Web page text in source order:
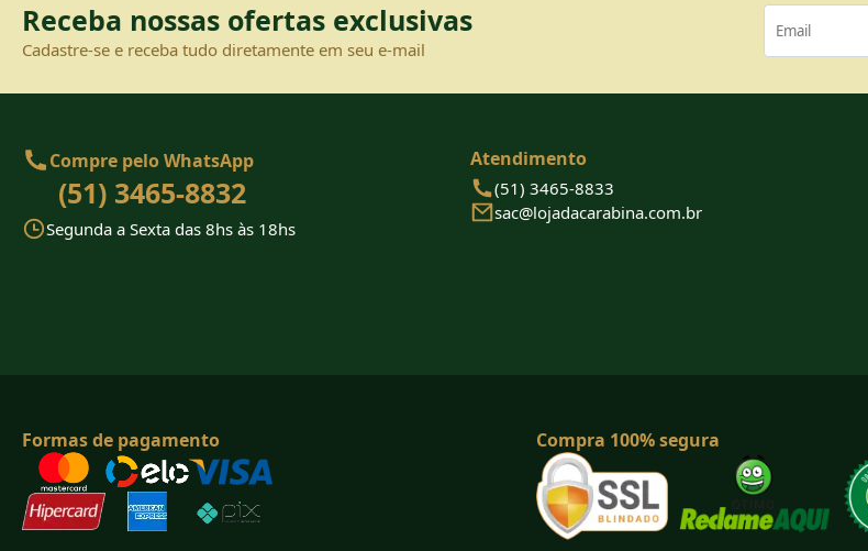
Receba nossas ofertas exclusivas
Cadastre-se e receba tudo diretamente em seu e-mail
Compre pelo WhatsApp
(51) 3465-8832
Segunda a Sexta das 8hs às 18hs
Atendimento
(51) 3465-8833
sac@lojadacarabina.com.br
Formas de pagamento Compra 100% segura